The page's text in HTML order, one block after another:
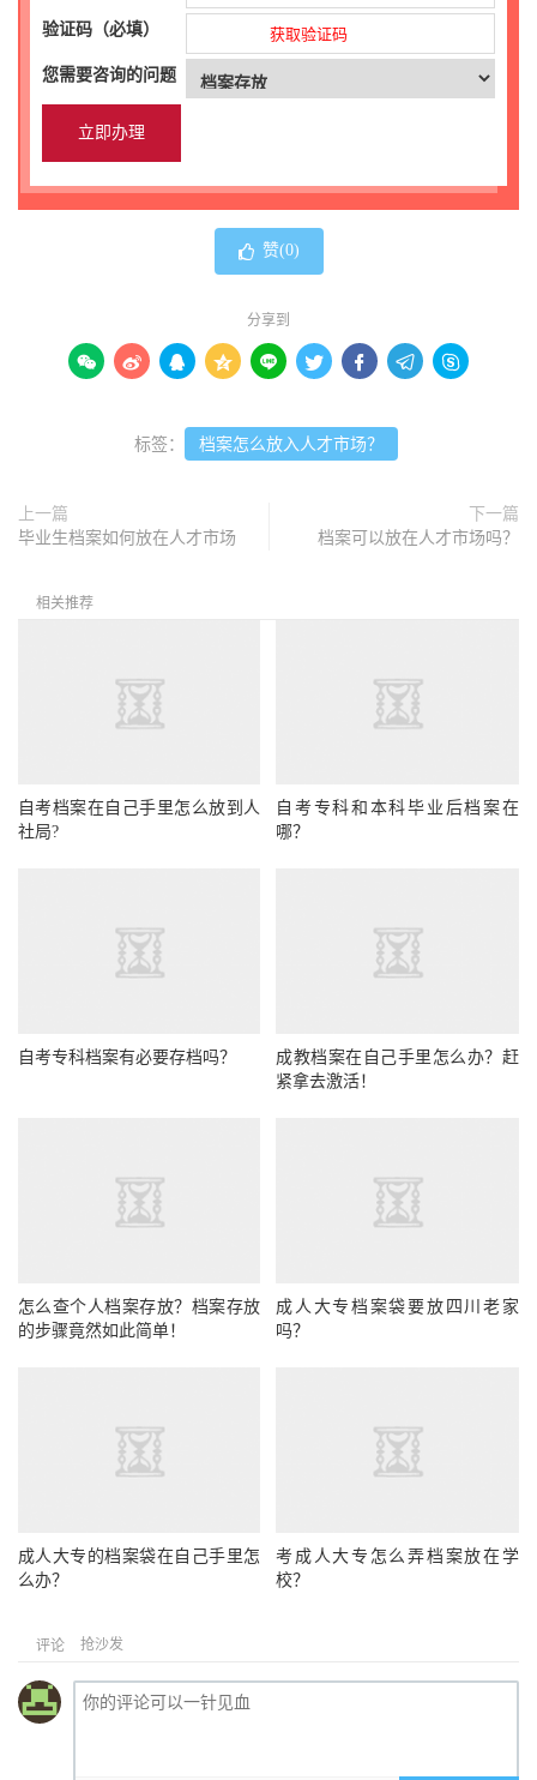
验证码（必填） 获取验证码
您需要咨询的问题
赞(0)
分享到
        
标签： 档案怎么放入人才市场？
上一篇
毕业生档案如何放在人才市场
下一篇
档案可以放在人才市场吗？
相关推荐
自考档案在自己手里怎么放到人
社局?
自考专科和本科毕业后档案在
哪？
自考专科档案有必要存档吗？
成教档案在自己手里怎么办？赶
紧拿去激活！
怎么查个人档案存放？档案存放
的步骤竟然如此简单！
成人大专档案袋要放四川老家
吗？
成人大专的档案袋在自己手里怎
么办？
考成人大专怎么弄档案放在学
校？
评论 抢沙发